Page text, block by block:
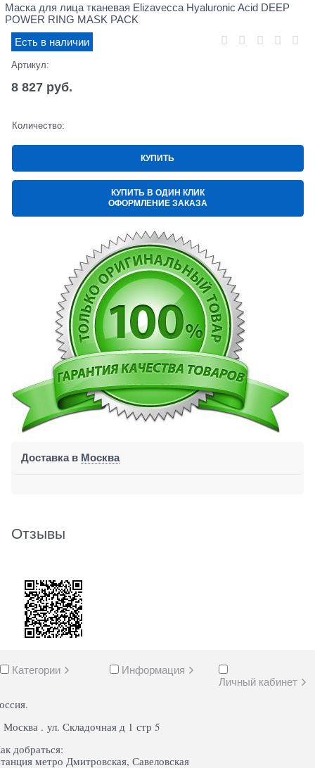
Маска для лица тканевая Elizavecca Hyaluronic Acid DEEP
POWER RING MASK PACK
Есть в наличии
Артикул:
8 827 руб.
Количество:
КУПИТЬ
КУПИТЬ В ОДИН КЛИК
ОФОРМЛЕНИЕ ЗАКАЗА
Доставка в Москва
Отзывы
Категории
Информация
Личный кабинет
Москва . ул. Складочная д 1 стр 5
добраться:
метро Дмитровская, Савеловская